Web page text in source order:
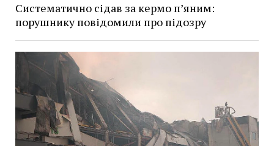
Систематично сідав за кермо п’яним:
порушнику повідомили про підозру